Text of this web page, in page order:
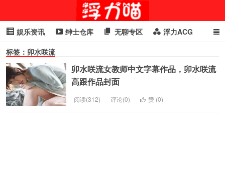
喵星闻
娱乐资讯 绅士仓库 无聊专区 浮力ACG
浮力GIF 明星头条
cosplay
标签：卯水咲流
卯水咲流女教师中文字幕作品，卯水咲流
高跟作品封面
阅读(312) 评论(0) 赞 (0)